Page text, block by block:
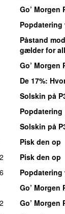
Go’ Morgen
Popdatering
Påstand
gælder for
Go’ Morgen
De 17%:
Solskin på
Popdatering
Solskin på
Pisk den op
Pisk den op
Popdatering
Go’ Morgen
Go’ Morgen